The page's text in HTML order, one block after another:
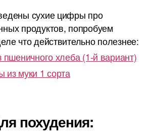
сухие цифры про
продуктов, попробуем
что действительно полезнее:
пшеничного хлеба (1-й вариант)
из муки 1 сорта
похудения: